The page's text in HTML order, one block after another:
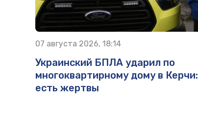
07 августа 2026, 18:14
Украинский БПЛА ударил по
многоквартирному дому в Керчи:
есть жертвы